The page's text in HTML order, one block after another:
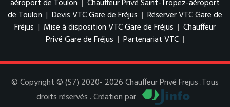
aéroport de Toulon | Chauffeur Privé Saint-Tropez-aéroport
de Toulon | Devis VTC Gare de Fréjus | Réserver VTC Gare de
Fréjus | Mise à disposition VTC Gare de Fréjus | Chauffeur
Privé Gare de Fréjus | Partenariat VTC |
© Copyright © (S7) 2020- 2026 Chauffeur Privé Frejus .Tous
droits réservés . Création par